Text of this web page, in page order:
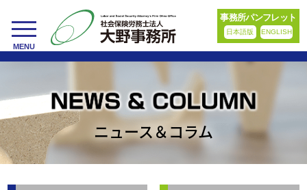
toggle
navigation
MENU
事務所パンフレット
日本語版 ENGLISH
ニュース＆コラム